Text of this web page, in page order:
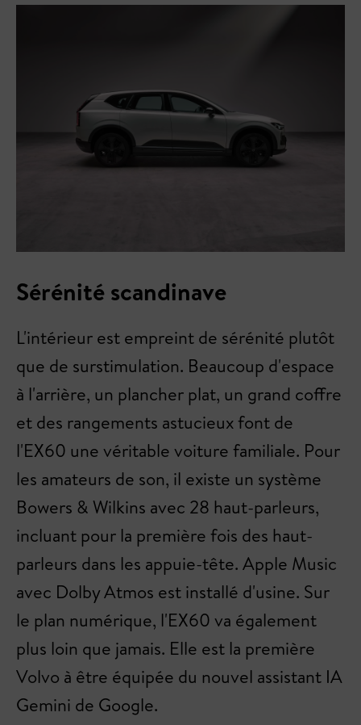
Sérénité scandinave
L'intérieur est empreint de sérénité plutôt
que de surstimulation. Beaucoup d'espace
à l'arrière, un plancher plat, un grand coffre
et des rangements astucieux font de
l'EX60 une véritable voiture familiale. Pour
les amateurs de son, il existe un système
Bowers & Wilkins avec 28 haut-parleurs,
incluant pour la première fois des haut-
parleurs dans les appuie-tête. Apple Music
avec Dolby Atmos est installé d'usine. Sur
le plan numérique, l'EX60 va également
plus loin que jamais. Elle est la première
Volvo à être équipée du nouvel assistant IA
Gemini de Google.